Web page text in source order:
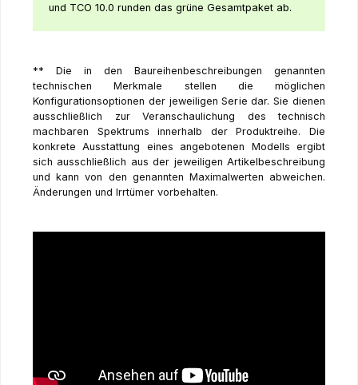
und TCO 10.0 runden das grüne Gesamtpaket ab.
** Die in den Baureihenbeschreibungen genannten
technischen Merkmale stellen die möglichen
Konfigurationsoptionen der jeweiligen Serie dar. Sie dienen
ausschließlich zur Veranschaulichung des technisch
machbaren Spektrums innerhalb der Produktreihe. Die
konkrete Ausstattung eines angebotenen Modells ergibt
sich ausschließlich aus der jeweiligen Artikelbeschreibung
und kann von den genannten Maximalwerten abweichen.
Änderungen und Irrtümer vorbehalten.